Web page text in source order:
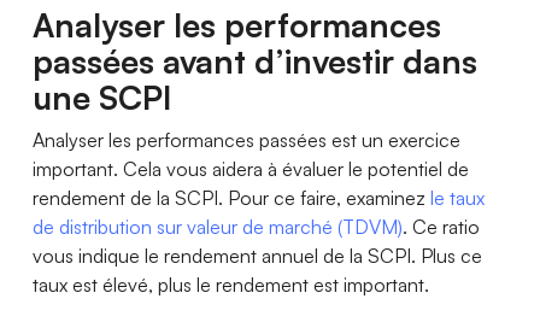
Analyser les performances
passées avant d’investir dans
une SCPI
Analyser les performances passées est un exercice
important. Cela vous aidera à évaluer le potentiel de
rendement de la SCPI. Pour ce faire, examinez le taux
de distribution sur valeur de marché (TDVM). Ce ratio
vous indique le rendement annuel de la SCPI. Plus ce
taux est élevé, plus le rendement est important.